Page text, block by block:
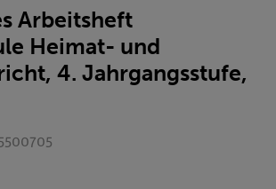
Arbeitsheft
Heimat- und
4. Jahrgangsstufe,